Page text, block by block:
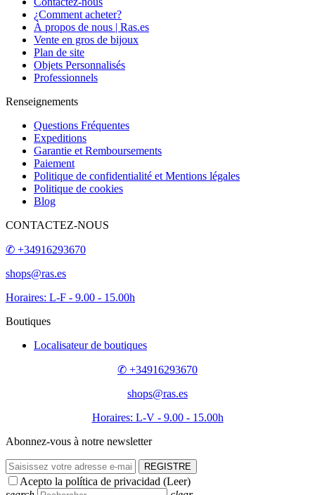
¿Comment acheter?
À propos de nous | Ras.es
Vente en gros de bijoux
Plan de site
Objets Personnalisés
Professionnels
Renseignements
Questions Fréquentes
Expeditions
Garantie et Remboursements
Paiement
Politique de confidentialité et Mentions légales
Politique de cookies
Blog
CONTACTEZ-NOUS
✆ +34916293670
shops@ras.es
Horaires: L-F - 9.00 - 15.00h
Boutiques
Localisateur de boutiques
✆ +34916293670
shops@ras.es
Horaires: L-V - 9.00 - 15.00h
Abonnez-vous à notre newsletter
REGISTRE
Acepto la política de privacidad (Leer)